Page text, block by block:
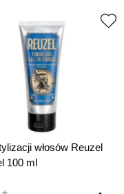
włosów Reuzel
100 ml